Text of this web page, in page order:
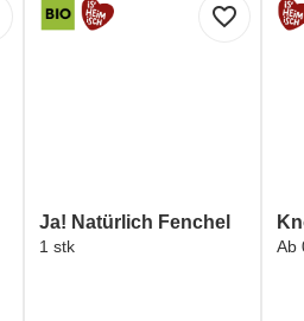
favorite_border
Ja! Natürlich Fenchel
1 stk Ab